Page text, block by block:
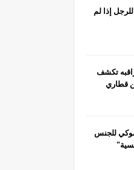
إذا لم
تكشف
قطاري
للجنس